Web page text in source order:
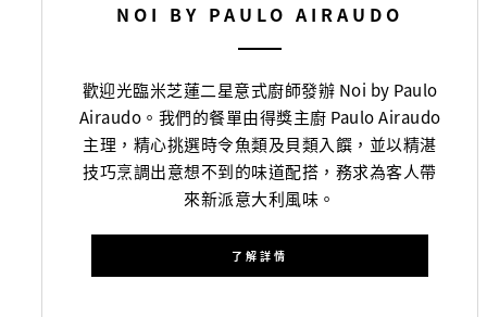
NOI BY PAULO AIRAUDO
歡迎光臨米芝蓮二星意式廚師發辦 Noi by Paulo
Airaudo。我們的餐單由得獎主廚 Paulo Airaudo
主理，精心挑選時令魚類及貝類入饌，並以精湛
技巧烹調出意想不到的味道配搭，務求為客人帶
來新派意大利風味。
了解詳情